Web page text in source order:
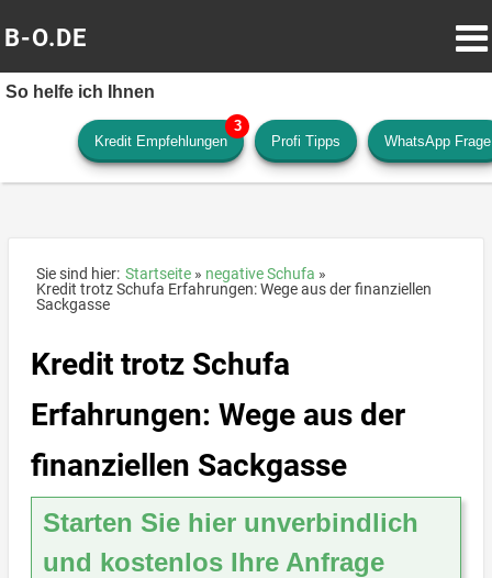
B-O.DE
So helfe ich Ihnen
Kredit Empfehlungen Profi Tipps WhatsApp Frage
Sie sind hier: Startseite
negative Schufa
Kredit trotz Schufa Erfahrungen: Wege aus der finanziellen
Sackgasse
Kredit trotz Schufa
Erfahrungen: Wege aus der
finanziellen Sackgasse
Starten Sie hier unverbindlich
und kostenlos Ihre Anfrage